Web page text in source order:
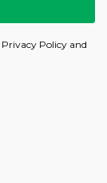
Privacy Policy and